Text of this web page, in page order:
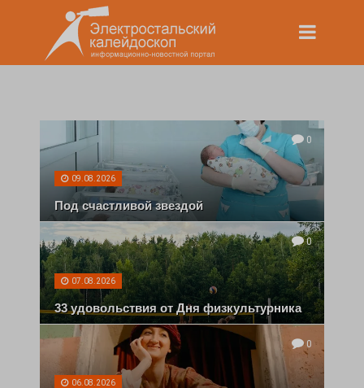
0
09.08.2026
Под счастливой звездой
0
07.08.2026
33 удовольствия от Дня физкультурника
0
06.08.2026